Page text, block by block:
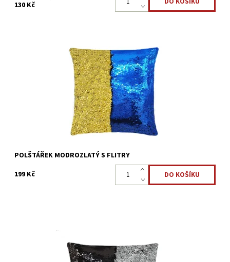
130 Kč
Polštářek s flitry, které po projetí rukou mění vzhled. Modrou
barvu můžete změnit na zlatou nebo třeba napsat vzkaz.
Skladem >5 ks
22323917
POLŠTÁŘEK MODROZLATÝ S FLITRY
199 Kč
Polštářek s flitry, které po projetí rukou mění vzhled. Černou
barvu můžete změnit na stříbrnou nebo třeba napsat vzkaz.